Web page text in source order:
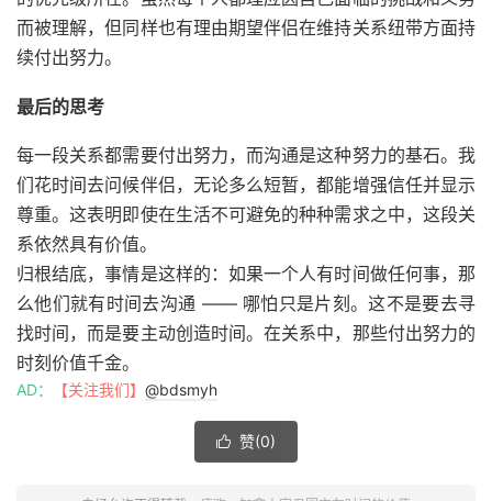
而被理解，但同样也有理由期望伴侣在维持关系纽带方面持
续付出努力。
最后的思考
每一段关系都需要付出努力，而沟通是这种努力的基石。我
们花时间去问候伴侣，无论多么短暂，都能增强信任并显示
尊重。这表明即使在生活不可避免的种种需求之中，这段关
系依然具有价值。
归根结底，事情是这样的：如果一个人有时间做任何事，那
么他们就有时间去沟通 —— 哪怕只是片刻。这不是要去寻
找时间，而是要主动创造时间。在关系中，那些付出努力的
时刻价值千金。
AD： 【关注我们】 @bdsmyh
 赞(0)